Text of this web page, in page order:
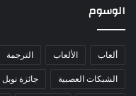
الوسوم
ألعاب الألعاب الترجمة
الشبكات العصبية جائزة نوبل